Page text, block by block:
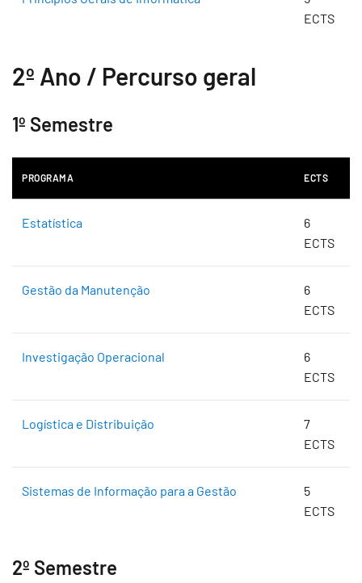
ECTS
2º Ano / Percurso geral
1º Semestre
PROGRAMA ECTS
Estatística
6
ECTS
Gestão da Manutenção
6
ECTS
Investigação Operacional
6
ECTS
Logística e Distribuição
7
ECTS
Sistemas de Informação para a Gestão
5
ECTS
2º Semestre